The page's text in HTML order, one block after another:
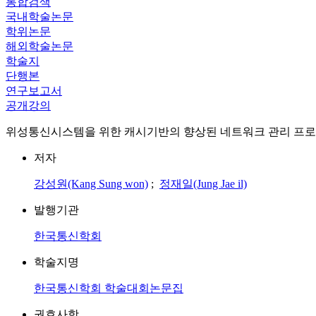
국내학술논문
학위논문
해외학술논문
학술지
단행본
연구보고서
공개강의
위성통신시스템을 위한 캐시기반의 향상된 네트워크 관리 프
저자
강성원(Kang Sung won) ; 정재일(Jung Jae il)
발행기관
한국통신학회
학술지명
한국통신학회 학술대회논문집